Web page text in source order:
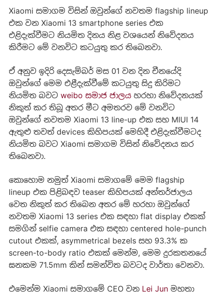
Xiaomi සමාගම විසින් ඔවුන්ගේ නවතම flagship lineup
එක වන Xiaomi 13 smartphone series එක
එළිදැක්වීමට නියමිත දිනය නිළ වශයෙන් නිවේදනය
කිරීමට මේ වනවිට කටයුතු කර තිබෙනවා.
ඒ අනුව ඉදිරි දෙසැම්බර් මස 01 වන දින චීනයේදි
ඔවුන්ගේ මෙම එළීදැක්වීමේ කටයුතු සිදු කිරිමට
නියමිත බවට weibo සමාජ ජාලයහරහා නිවේදනයක්
නිකුත් කර තිබූ අතර මීට අමතරව මේ වනවිට
ඔවුන්ගේ නවතම Xiaomi 13 line-up එක සහ MIUI 14
ඇතුළු තවත් devices කිහිපයක් මෙහිදී එළිදැක්වීමටද
නියමිත බවට Xiaomi සමාගම විසින් නිවේදනය කර
තිබෙනවා.
කොහොම නමුත් Xiaomi සමාගමේ මෙම flagship
lineup එක පිළිබඳව teaser කිහිපයක් අන්තර්ජාලය
වෙත නිකුත් කර තිබෙන අතර මේ හරහා ඔවුන්ගේ
නවතම Xiaomi 13 series එක සඳහා flat display එකක්
සමගින් selfie camera එක සඳහා centered hole-punch
cutout එකක්, asymmetrical bezels සහ 93.3% ක
screen-to-body ratio එකක් මෙන්ම, මෙම දුරකතනයේ
ඝනකම 71.5mm කින් සමන්විත බවටද වාර්තා වෙනවා.
එමෙන්ම Xiaomi සමාගමේ CEO වන Lei Junමහතා